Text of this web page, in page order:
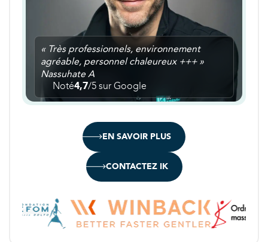
EN SAVOIR PLUS
CONTACTEZ IK
« Très professionnels, environnement
agréable, personnel chaleureux +++ »
Nassuhate A
Noté4,7/5 sur Google